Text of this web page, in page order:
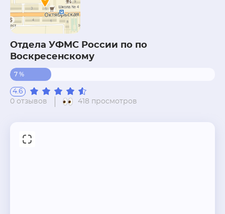
Отдела УФМС России по по
Воскресенскому
7 %
4.6
0 отзывов
418 просмотров